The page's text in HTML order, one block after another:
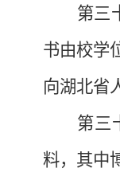
第三
书由校学
向湖北省
第三
料，其中